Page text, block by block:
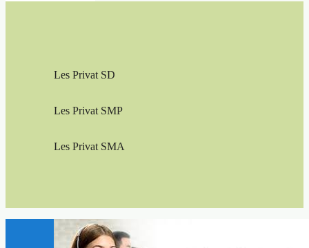
Les Privat SD
Les Privat SMP
Les Privat SMA